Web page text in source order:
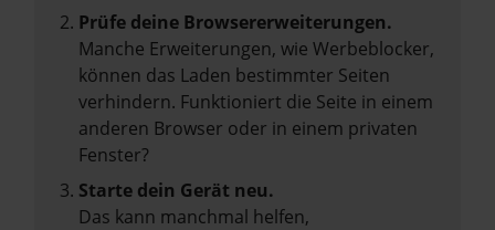
Prüfe deine Browsererweiterungen.
Manche Erweiterungen, wie Werbeblocker,
können das Laden bestimmter Seiten
verhindern. Funktioniert die Seite in einem
anderen Browser oder in einem privaten
Fenster?
Starte dein Gerät neu.
Das kann manchmal helfen,